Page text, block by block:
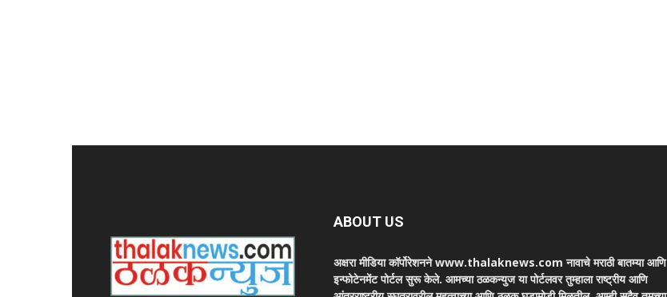
ABOUT US
अक्षरा मीडिया कॉर्पोरेशनने www.thalaknews.com नावाचे मराठी बातम्या आणि
इन्फोटेनमेंट पोर्टल सुरू केले. आमच्या ठळकन्युज या पोर्टलवर तुम्हाला राष्ट्रीय आणि